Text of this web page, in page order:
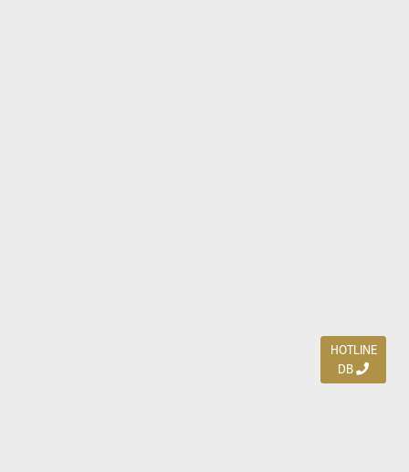
HOTLINE
DB